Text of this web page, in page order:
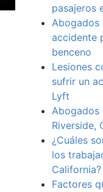
pasajeros
Abogados
accidente
benceno
Lesiones
sufrir un
Lyft
Abogados
Riverside,
¿Cuáles
los
California?
Factores